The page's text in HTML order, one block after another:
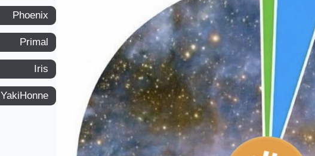
Phoenix
Primal
Iris
YakiHonne